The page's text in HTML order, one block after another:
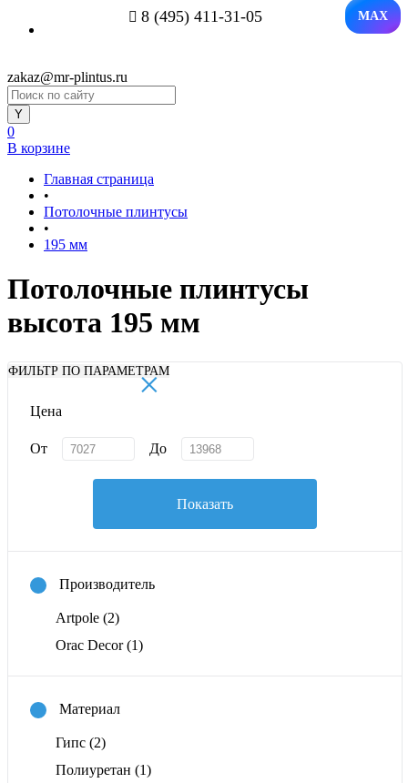
8 (495) 411-31-05 MAX
zakaz@mr-plintus.ru
0
В корзине
Главная страница
•
Потолочные плинтусы
•
195 мм
Потолочные плинтусы
высота 195 мм
ФИЛЬТР ПО ПАРАМЕТРАМ
×
Цена
От До
Показать
Производитель
Artpole (2)
Orac Decor(1)
Материал
Гипс (2)
Полиуретан (1)